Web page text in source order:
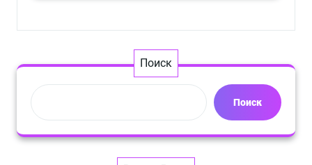
Поиск
Поиск